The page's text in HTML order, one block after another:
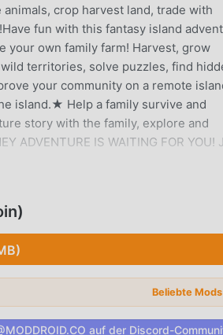
crop harvest land, trade with
fun with this fantasy island
your own family farm! Harvest, grow
territories, solve puzzles, find
your community on a remote
island.★ Help a family survive and
story with the family, explore and
ADVENTURE IS WAITING FOR YOU!
größte Mod-Apk-Download-Site für
moddroid stellt Ihnen nicht nur die
stellt auch Menu/Unlimited Coin
Aufgaben im Spiel zu sparen,
selbst mit sich bringt. moddroid
Beliebte
auf der Discord-